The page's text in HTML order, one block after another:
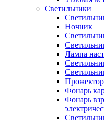
Светильники
Ночник
Лампа
Фонарь
Фонарь